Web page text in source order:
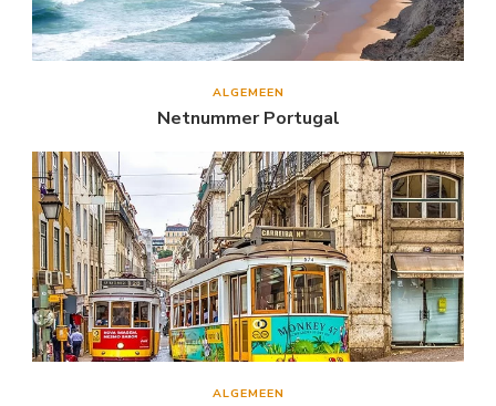
ALGEMEEN
Netnummer Portugal
ALGEMEEN